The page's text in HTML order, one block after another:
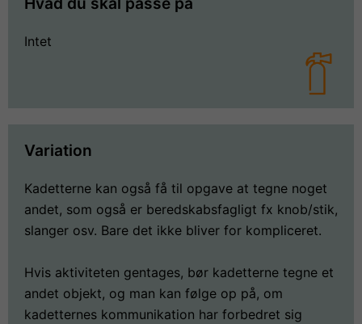
Intet
Variation
Kadetterne kan også få til opgave at tegne noget
andet, som også er beredskabsfagligt fx knob/stik,
slanger osv. Bare det ikke bliver for kompliceret.
Hvis aktiviteten gentages, bør kadetterne tegne et
andet objekt, og man kan følge op på, om
kadetternes kommunikation har forbedret sig